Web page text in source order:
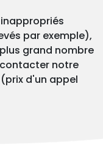
par exemple),
grand nombre
notre
d'un appel